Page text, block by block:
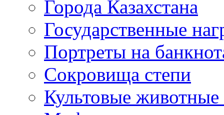
Города Казахстана
Государственные
Портреты на
Сокровища степи
Культовые